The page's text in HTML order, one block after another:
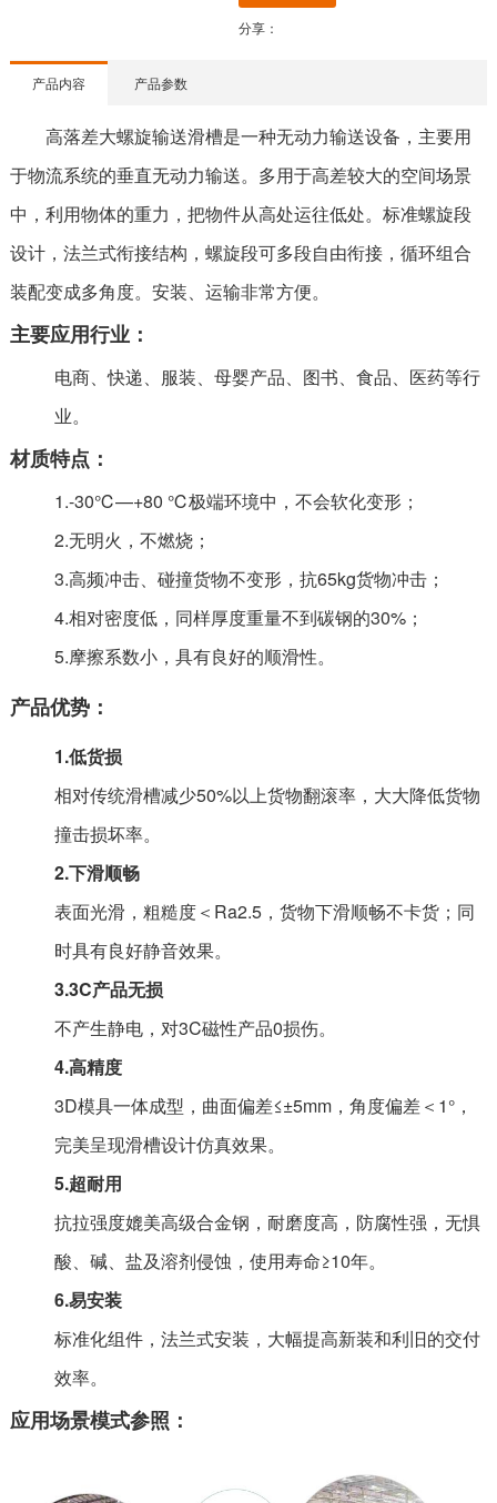
分享：
产品内容 产品参数
高落差大螺旋输送滑槽是一种无动力输送设备，主要用
于物流系统的垂直无动力输送。多用于高差较大的空间场景
中，利用物体的重力，把物件从高处运往低处。标准螺旋段
设计，法兰式衔接结构，螺旋段可多段自由衔接，循环组合
装配变成多角度。安装、运输非常方便。
主要应用行业：
电商、快递、服装、母婴产品、图书、食品、医药等行
业。
材质特点：
1.-30℃—+80 ℃极端环境中，不会软化变形；
2.无明火，不燃烧；
3.高频冲击、碰撞货物不变形，抗65kg货物冲击；
4.相对密度低，同样厚度重量不到碳钢的30%；
5.摩擦系数小，具有良好的顺滑性。
产品优势：
1.低货损
相对传统滑槽减少50%以上货物翻滚率，大大降低货物
撞击损坏率。
2.下滑顺畅
表面光滑，粗糙度＜Ra2.5，货物下滑顺畅不卡货；同
时具有良好静音效果。
3.3C产品无损
不产生静电，对3C磁性产品0损伤。
4.高精度
3D模具一体成型，曲面偏差≤±5mm，角度偏差＜1°，
完美呈现滑槽设计仿真效果。
5.超耐用
抗拉强度媲美高级合金钢，耐磨度高，防腐性强，无惧
酸、碱、盐及溶剂侵蚀，使用寿命≥10年。
6.易安装
标准化组件，法兰式安装，大幅提高新装和利旧的交付
效率。
应用场景模式参照：